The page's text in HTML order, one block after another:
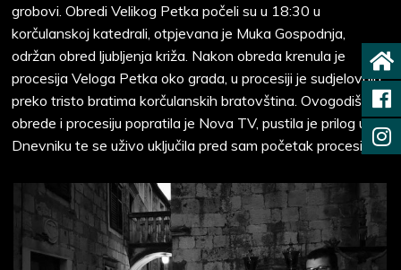
grobovi. Obredi Velikog Petka počeli su u 18:30 u
korčulanskoj katedrali, otpjevana je Muka Gospodnja,
održan obred ljubljenja križa. Nakon obreda krenula je
procesija Veloga Petka oko grada, u procesiji je sudjelovalo
preko tristo bratima korčulanskih bratovština. Ovogodišnje
obrede i procesiju popratila je Nova TV, pustila je prilog u
Dnevniku te se uživo uključila pred sam početak procesije.